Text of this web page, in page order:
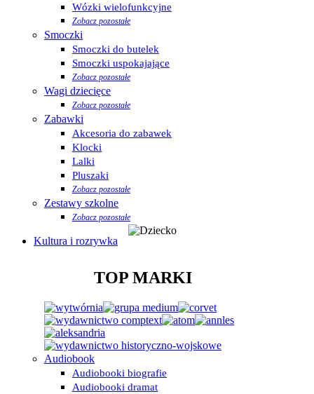
Wózki wielofunkcyjne
Zobacz pozostałe
Smoczki
Smoczki do butelek
Smoczki uspokajające
Zobacz pozostałe
Wagi dziecięce
Zobacz pozostałe
Zabawki
Akcesoria do zabawek
Klocki
Lalki
Pluszaki
Zobacz pozostałe
Zestawy szkolne
Zobacz pozostałe
Kultura i rozrywka
TOP MARKI
Audiobook
Audiobooki biografie
Audiobooki dramat